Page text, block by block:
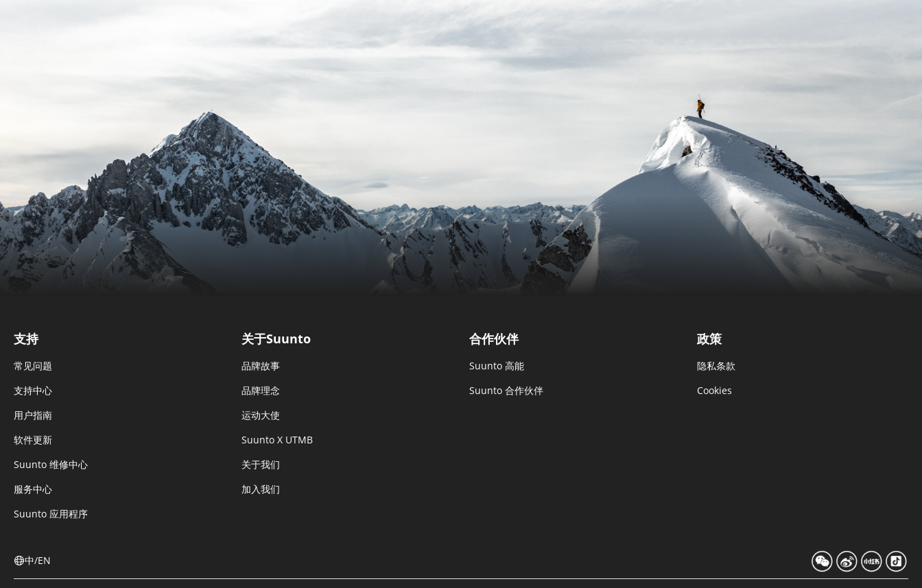
支持
常见问题
支持中心
用户指南
软件更新
Suunto 维修中心
服务中心
Suunto 应用程序
关于Suunto
品牌故事
品牌理念
运动大使
Suunto X UTMB
关于我们
加入我们
合作伙伴
Suunto 高能
Suunto 合作伙伴
政策
隐私条款
Cookies
中/EN